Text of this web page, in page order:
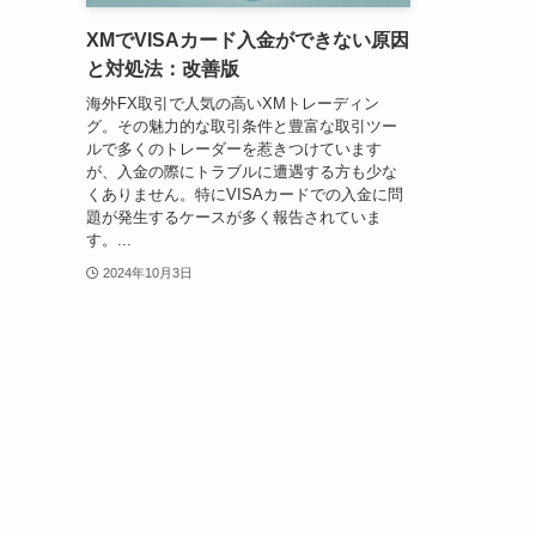
XMでVISAカード入金ができない原因
と対処法：改善版
海外FX取引で人気の高いXMトレーディン
グ。その魅力的な取引条件と豊富な取引ツー
ルで多くのトレーダーを惹きつけています
が、入金の際にトラブルに遭遇する方も少な
くありません。特にVISAカードでの入金に問
題が発生するケースが多く報告されていま
す。...
2024年10月3日